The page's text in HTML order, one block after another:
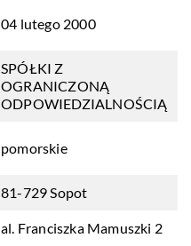
04 lutego 2000
SPÓŁKI Z
OGRANICZONĄ
ODPOWIEDZIALNOŚCIĄ
pomorskie
81-729 Sopot
al. Franciszka Mamuszki 2